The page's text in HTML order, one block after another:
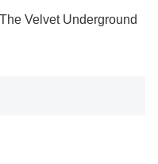
Velvet Underground